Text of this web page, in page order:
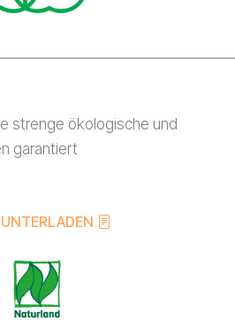
strenge ökologische und
garantiert